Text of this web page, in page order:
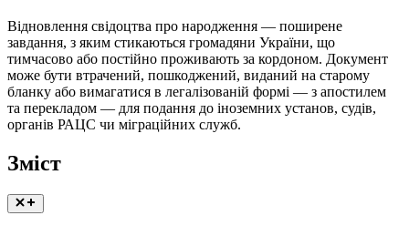
Відновлення свідоцтва про народження — поширене
завдання, з яким стикаються громадяни України, що
тимчасово або постійно проживають за кордоном. Документ
може бути втрачений, пошкоджений, виданий на старому
бланку або вимагатися в легалізованій формі — з апостилем
та перекладом — для подання до іноземних установ, судів,
органів РАЦС чи міграційних служб.
Зміст